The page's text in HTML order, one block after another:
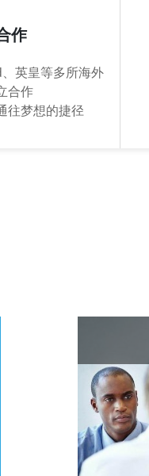
作
英皇等多所海外
合作
往梦想的捷径